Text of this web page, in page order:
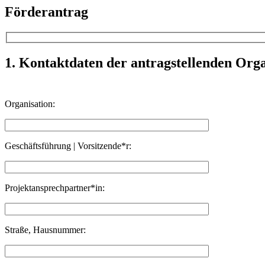
Förderantrag
1. Kontaktdaten der antragstellenden
Organisation:
Geschäftsführung | Vorsitzende*r:
Projektansprechpartner*in:
Straße, Hausnummer: